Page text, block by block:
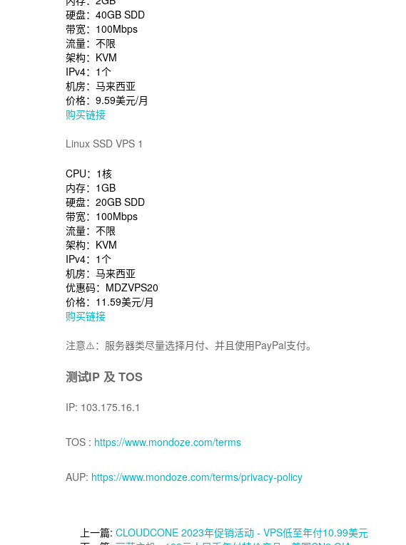
硬盘：40GB SDD
带宽：100Mbps
流量：不限
架构：KVM
IPv4：1个
机房：马来西亚
价格：9.59美元/月
购买链接
Linux SSD VPS 1
CPU：1核
内存：1GB
硬盘：20GB SDD
带宽：100Mbps
流量：不限
架构：KVM
IPv4：1个
机房：马来西亚
优惠码：MDZVPS20
价格：11.59美元/月
购买链接
注意⚠️：服务器类尽量选择月付、并且使用PayPal支付。
测试IP 及 TOS
IP: 103.175.16.1
TOS : https://www.mondoze.com/terms
AUP: https://www.mondoze.com/terms/privacy-policy
上一篇: CLOUDCONE 2023年促销活动 - VPS低至年付10.99美元